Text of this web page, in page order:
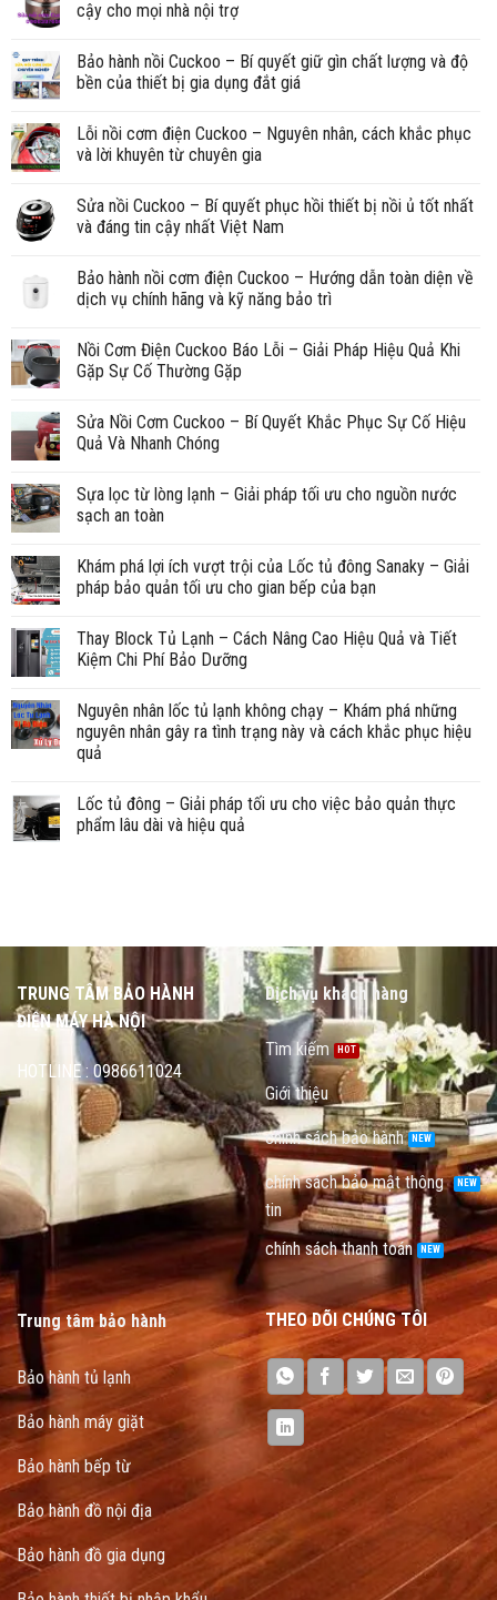
cậy cho mọi nhà nội trợ
Bảo hành nồi Cuckoo – Bí quyết giữ gìn chất lượng và độ
bền của thiết bị gia dụng đắt giá
Lỗi nồi cơm điện Cuckoo – Nguyên nhân, cách khắc phục
và lời khuyên từ chuyên gia
Sửa nồi Cuckoo – Bí quyết phục hồi thiết bị nồi ủ tốt nhất
và đáng tin cậy nhất Việt Nam
Bảo hành nồi cơm điện Cuckoo – Hướng dẫn toàn diện về
dịch vụ chính hãng và kỹ năng bảo trì
Nồi Cơm Điện Cuckoo Báo Lỗi – Giải Pháp Hiệu Quả Khi
Gặp Sự Cố Thường Gặp
Sửa Nồi Cơm Cuckoo – Bí Quyết Khắc Phục Sự Cố Hiệu
Quả Và Nhanh Chóng
Sựa lọc từ lòng lạnh – Giải pháp tối ưu cho nguồn nước
sạch an toàn
Khám phá lợi ích vượt trội của Lốc tủ đông Sanaky – Giải
pháp bảo quản tối ưu cho gian bếp của bạn
Thay Block Tủ Lạnh – Cách Nâng Cao Hiệu Quả và Tiết
Kiệm Chi Phí Bảo Dưỡng
Nguyên nhân lốc tủ lạnh không chạy – Khám phá những
nguyên nhân gây ra tình trạng này và cách khắc phục hiệu
quả
Lốc tủ đông – Giải pháp tối ưu cho việc bảo quản thực
phẩm lâu dài và hiệu quả
TRUNG TÂM BẢO HÀNH
ĐIỆN MÁY HÀ NỘI
HOTLINE : 0986611024
Dịch vụ khách hàng
Tìm kiếm
Giới thiệu
chính sách bảo hành
chính sách bảo mật thông
tin
chính sách thanh toán
Trung tâm bảo hành
Bảo hành tủ lạnh
Bảo hành máy giặt
Bảo hành bếp từ
Bảo hành đồ nội địa
Bảo hành đồ gia dụng
THEO DÕI CHÚNG TÔI